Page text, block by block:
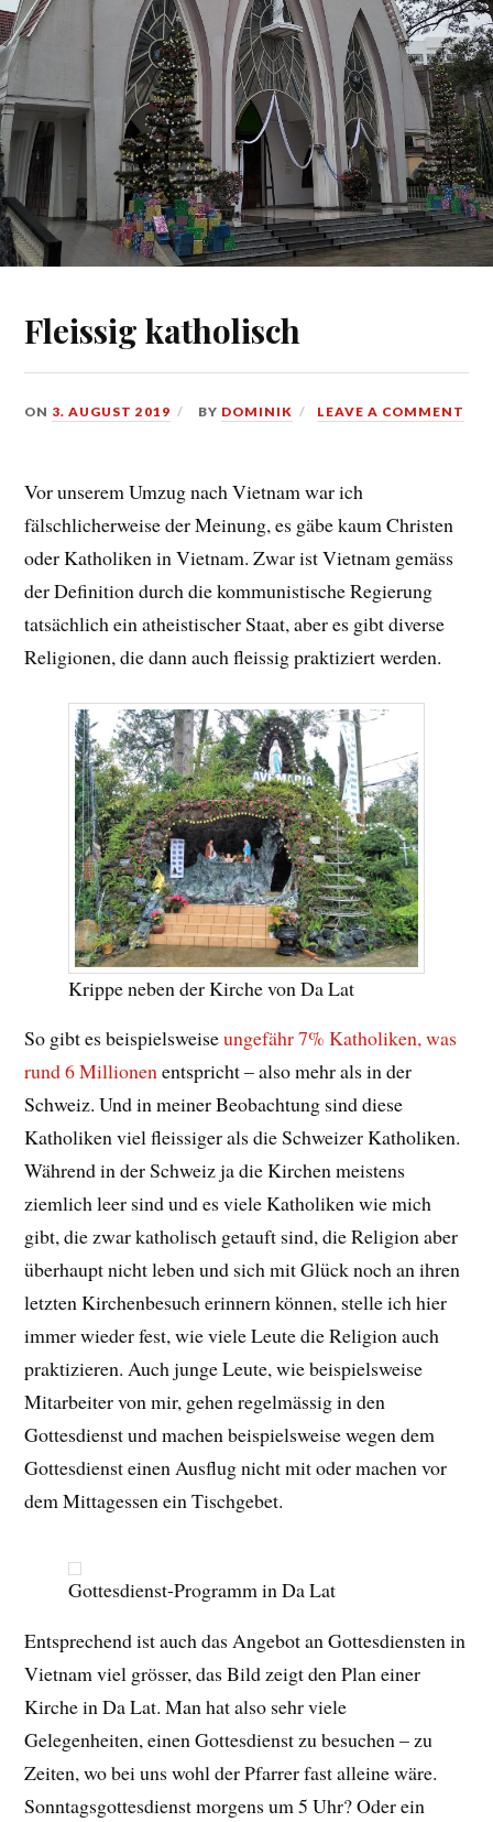
Fleissig katholisch
ON 3. AUGUST 2019 BY DOMINIK LEAVE A COMMENT
Vor unserem Umzug nach Vietnam war ich
fälschlicherweise der Meinung, es gäbe kaum Christen
oder Katholiken in Vietnam. Zwar ist Vietnam gemäss
der Definition durch die kommunistische Regierung
tatsächlich ein atheistischer Staat, aber es gibt diverse
Religionen, die dann auch fleissig praktiziert werden.
Krippe neben der Kirche von Da Lat
So gibt es beispielsweiseungefähr 7% Katholiken, was
rund 6 Millionenentspricht – also mehr als in der
Schweiz. Und in meiner Beobachtung sind diese
Katholiken viel fleissiger als die Schweizer Katholiken.
Während in der Schweiz ja die Kirchen meistens
ziemlich leer sind und es viele Katholiken wie mich
gibt, die zwar katholisch getauft sind, die Religion aber
überhaupt nicht leben und sich mit Glück noch an ihren
letzten Kirchenbesuch erinnern können, stelle ich hier
immer wieder fest, wie viele Leute die Religion auch
praktizieren. Auch junge Leute, wie beispielsweise
Mitarbeiter von mir, gehen regelmässig in den
Gottesdienst und machen beispielsweise wegen dem
Gottesdienst einen Ausflug nicht mit oder machen vor
dem Mittagessen ein Tischgebet.
Gottesdienst-Programm in Da Lat
Entsprechend ist auch das Angebot an Gottesdiensten in
Vietnam viel grösser, das Bild zeigt den Plan einer
Kirche in Da Lat. Man hat also sehr viele
Gelegenheiten, einen Gottesdienst zu besuchen – zu
Zeiten, wo bei uns wohl der Pfarrer fast alleine wäre.
Sonntagsgottesdienst morgens um 5 Uhr? Oder ein